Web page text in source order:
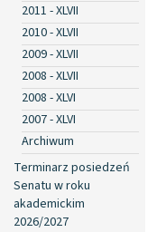
2011 - XLVII
2010 - XLVII
2009 - XLVII
2008 - XLVII
2008 - XLVI
2007 - XLVI
Archiwum
Terminarz posiedzeń
Senatu w roku
akademickim
2026/2027